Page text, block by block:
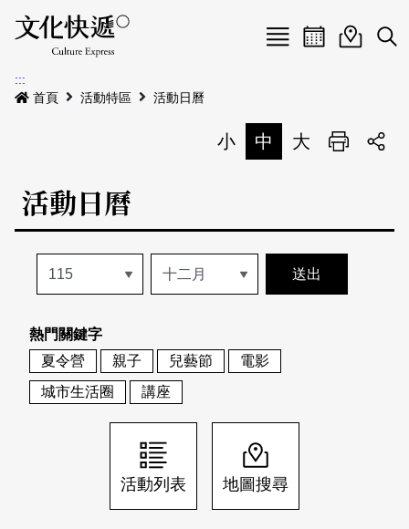
Menu
最新公告
本期專題
歷史專題
活動特區
活動列表
地圖搜尋
關於我們
關於我們
刊物索取地點
會員基本資料
刊登活動
網站導覽 English
日本語 登入/註冊
活動日曆活動地圖
展
:::
首頁
活動特區 活動日曆
小 中 大 列印
活動日曆
熱門關鍵字
夏令營
親子 兒藝節
電影
城市生活圈
講座
活動列表 地圖搜尋